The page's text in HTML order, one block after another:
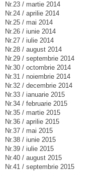
Nr.23 / martie 2014
Nr.24 / aprilie 2014
Nr.25 / mai 2014
Nr.26 / iunie 2014
Nr.27 / iulie 2014
Nr.28 / august 2014
Nr.29 / septembrie 2014
Nr.30 / octombrie 2014
Nr.31 / noiembrie 2014
Nr.32 / decembrie 2014
Nr.33 / ianuarie 2015
Nr.34 / februarie 2015
Nr.35 / martie 2015
Nr.36 / aprilie 2015
Nr.37 / mai 2015
Nr.38 / iunie 2015
Nr.39 / iulie 2015
Nr.40 / august 2015
Nr.41 / septembrie 2015